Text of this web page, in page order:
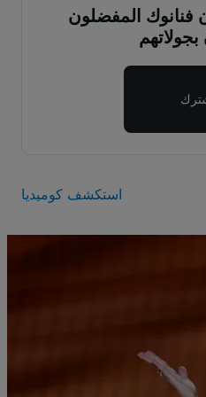
المفضلون
استكشف كوميديا